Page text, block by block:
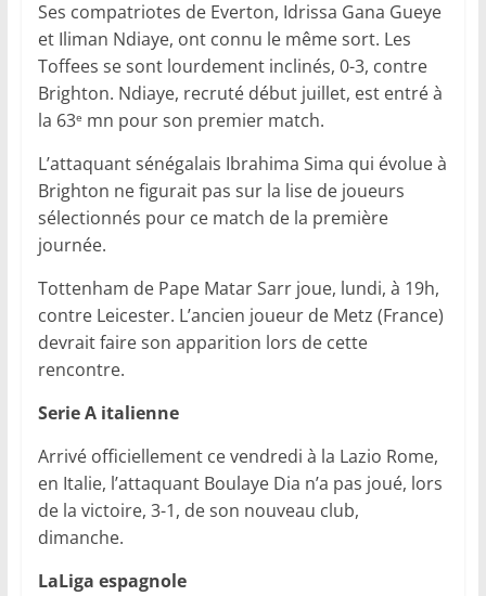
Ses compatriotes de Everton, Idrissa Gana Gueye
et Iliman Ndiaye, ont connu le même sort. Les
Toffees se sont lourdement inclinés, 0-3, contre
Brighton. Ndiaye, recruté début juillet, est entré à
la 63e mn pour son premier match.
L’attaquant sénégalais Ibrahima Sima qui évolue à
Brighton ne figurait pas sur la lise de joueurs
sélectionnés pour ce match de la première
journée.
Tottenham de Pape Matar Sarr joue, lundi, à 19h,
contre Leicester. L’ancien joueur de Metz (France)
devrait faire son apparition lors de cette
rencontre.
Serie A italienne
Arrivé officiellement ce vendredi à la Lazio Rome,
en Italie, l’attaquant Boulaye Dia n’a pas joué, lors
de la victoire, 3-1, de son nouveau club,
dimanche.
LaLiga espagnole